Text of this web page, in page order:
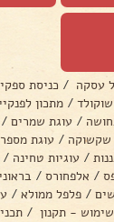
עסקה / כניסת
/ מתכון
/ עוגת שמרים /
שקשוקה / עוגת
/ עוגיות טחינה /
/ אלפחורס /
/ פלפל ממולא /
- תקנון /